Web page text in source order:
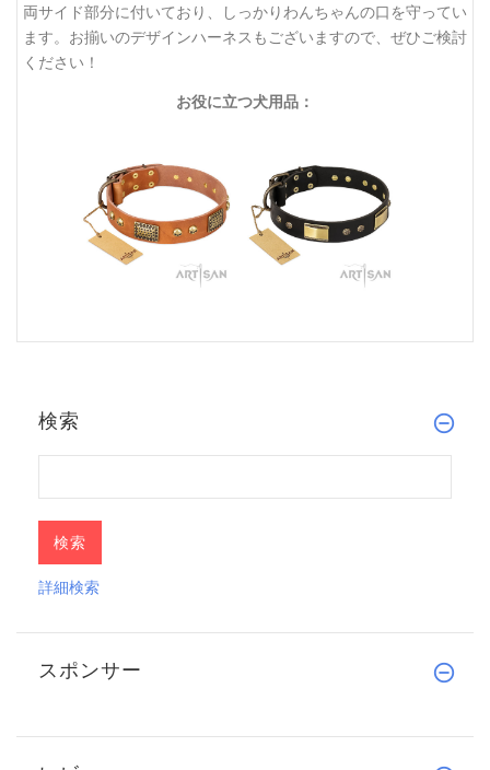
両サイド部分に付いており、しっかりわんちゃんの口を守ってい
ます。お揃いのデザインハーネスもございますので、ぜひご検討
ください！
お役に立つ犬用品：
検索
詳細検索
スポンサー